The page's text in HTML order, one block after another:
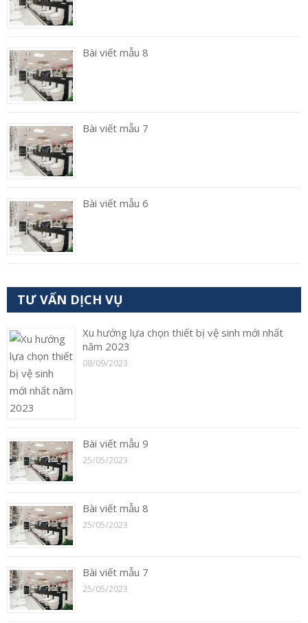
Bài viết mẫu 8
Bài viết mẫu 7
Bài viết mẫu 6
TƯ VẤN DỊCH VỤ
Xu hướng lựa chọn thiết bị vệ sinh mới nhất
năm 2023
08/09/2023
Bài viết mẫu 9
25/05/2023
Bài viết mẫu 8
25/05/2023
Bài viết mẫu 7
25/05/2023